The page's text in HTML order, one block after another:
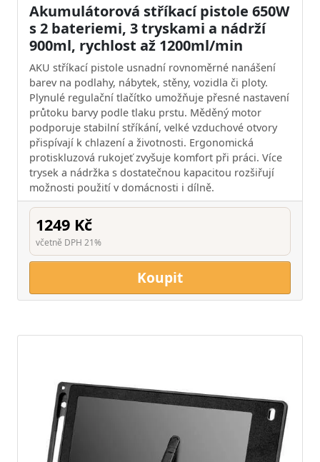
Akumulátorová stříkací pistole 650W
s 2 bateriemi, 3 tryskami a nádrží
900ml, rychlost až 1200ml/min
AKU stříkací pistole usnadní rovnoměrné nanášení
barev na podlahy, nábytek, stěny, vozidla či ploty.
Plynulé regulační tlačítko umožňuje přesné nastavení
průtoku barvy podle tlaku prstu. Měděný motor
podporuje stabilní stříkání, velké vzduchové otvory
přispívají k chlazení a životnosti. Ergonomická
protiskluzová rukojeť zvyšuje komfort při práci. Více
trysek a nádržka s dostatečnou kapacitou rozšiřují
možnosti použití v domácnosti i dílně.
1249 Kč
včetně DPH 21%
Koupit